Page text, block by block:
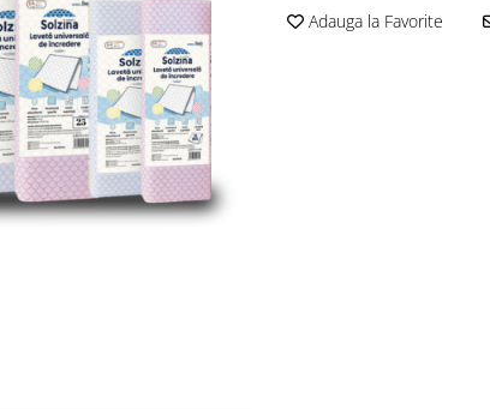
Adauga la Favorite